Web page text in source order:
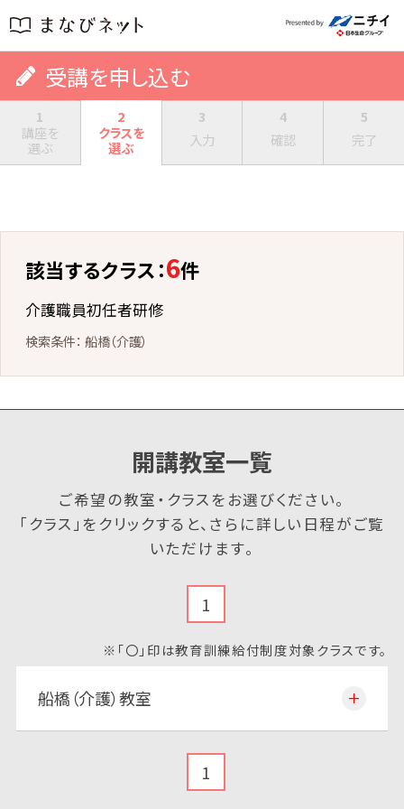
受講を申し込む
1
講座を
選ぶ
2
クラスを
選ぶ
3
入力
4
確認
5
完了
該当するクラス：6件
介護職員初任者研修
船橋（介護）
開講教室一覧
ご希望の教室・クラスをお選びください。
「クラス」をクリックすると、さらに詳しい日程がご覧
いただけます。
1
※「〇」印は教育訓練給付制度対象クラスです。
船橋（介護）教室
1